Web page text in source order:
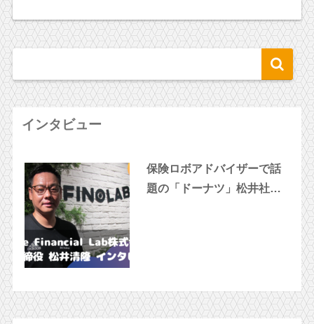
インタビュー
保険ロボアドバイザーで話
題の「ドーナツ」松井社長